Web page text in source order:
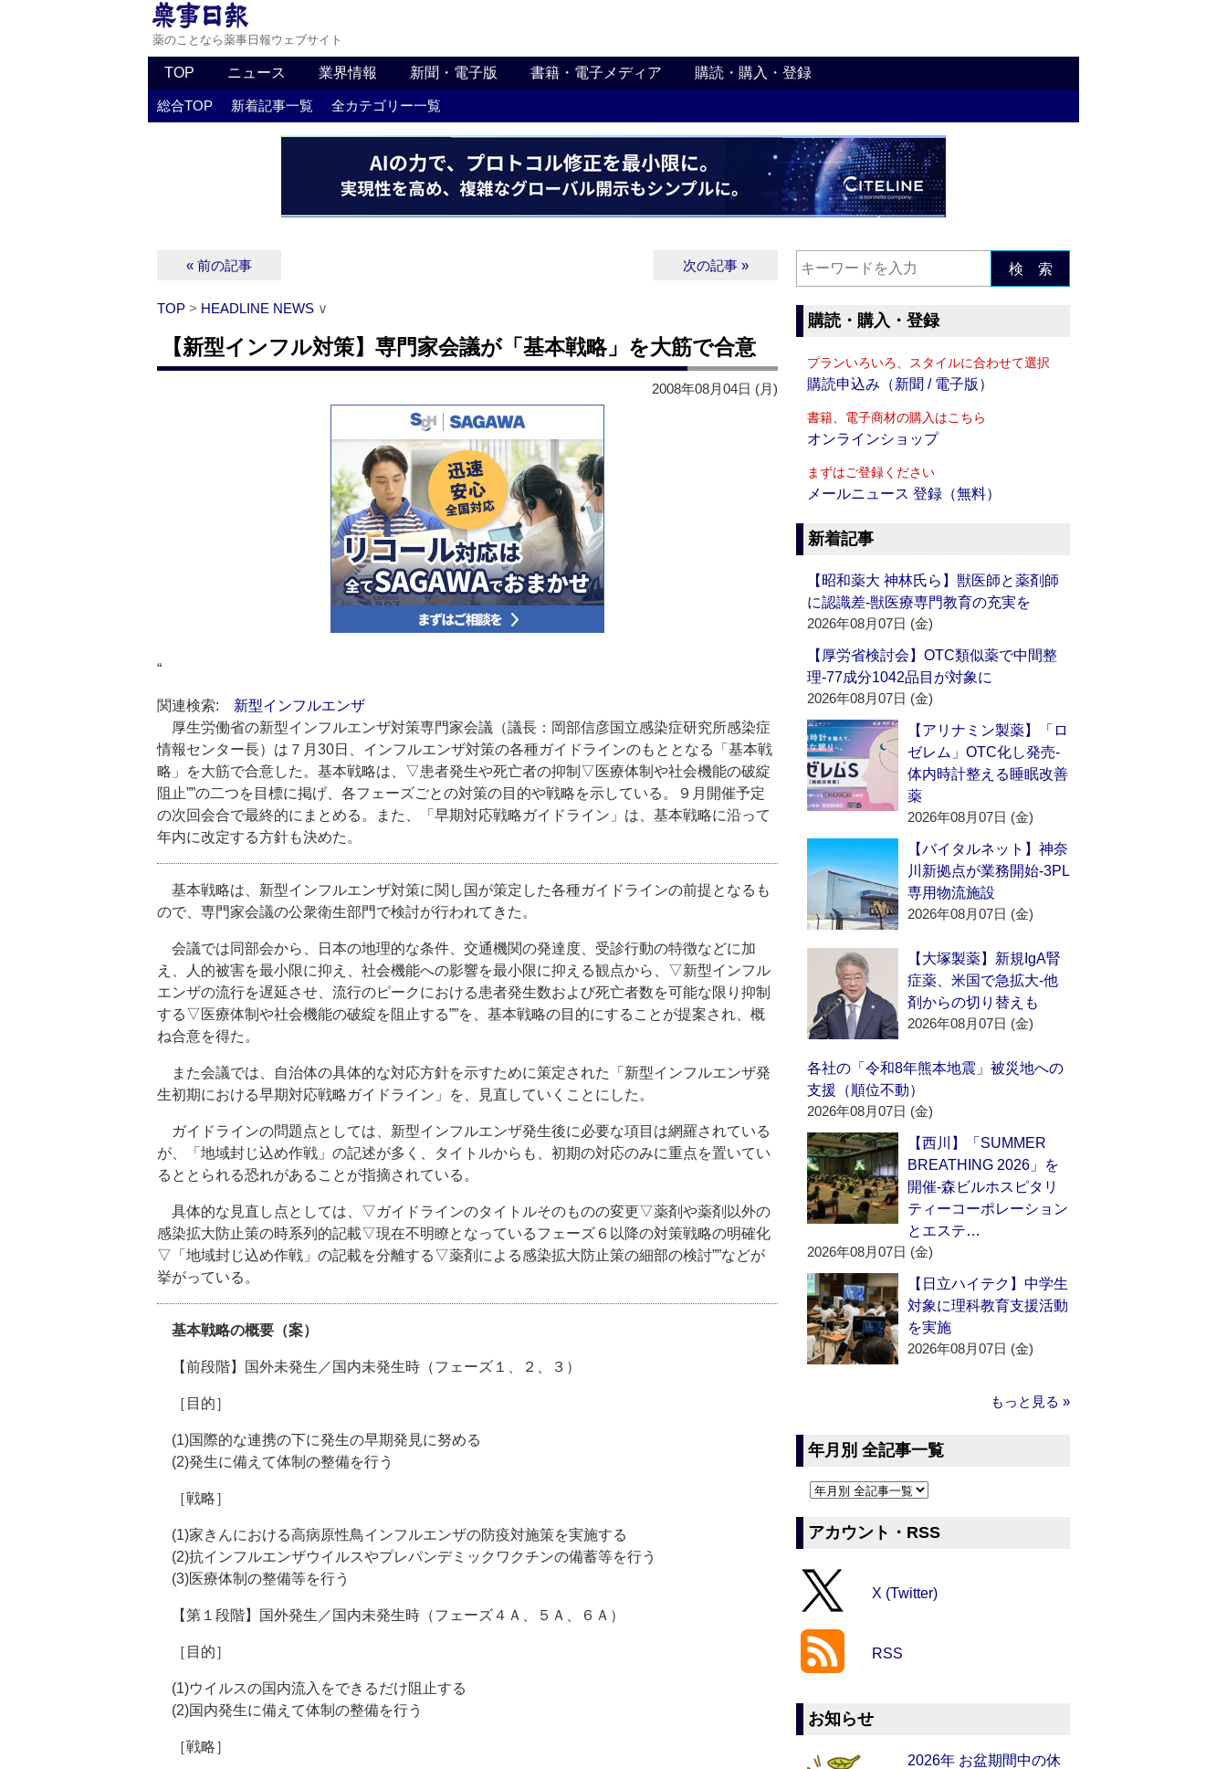
薬のことなら薬事日報ウェブサイト
TOP ニュース 業界情報 新聞・電子版 書籍・電子メディア 購読・購入・登録
総合TOP 新着記事一覧 全カテゴリー一覧
« 前の記事 次の記事 »
TOP > HEADLINE NEWS ∨
【新型インフル対策】専門家会議が「基本戦略」を大筋で合意
2008年08月04日 (月)
“
関連検索: 新型インフルエンザ
厚生労働省の新型インフルエンザ対策専門家会議（議長：岡部信彦国立感染症研究所感染症
情報センター長）は７月30日、インフルエンザ対策の各種ガイドラインのもととなる「基本戦
略」を大筋で合意した。基本戦略は、▽患者発生や死亡者の抑制▽医療体制や社会機能の破綻
阻止””の二つを目標に掲げ、各フェーズごとの対策の目的や戦略を示している。９月開催予定
の次回会合で最終的にまとめる。また、「早期対応戦略ガイドライン」は、基本戦略に沿って
年内に改定する方針も決めた。
基本戦略は、新型インフルエンザ対策に関し国が策定した各種ガイドラインの前提となるも
ので、専門家会議の公衆衛生部門で検討が行われてきた。
会議では同部会から、日本の地理的な条件、交通機関の発達度、受診行動の特徴などに加
え、人的被害を最小限に抑え、社会機能への影響を最小限に抑える観点から、▽新型インフル
エンザの流行を遅延させ、流行のピークにおける患者発生数および死亡者数を可能な限り抑制
する▽医療体制や社会機能の破綻を阻止する””を、基本戦略の目的にすることが提案され、概
ね合意を得た。
また会議では、自治体の具体的な対応方針を示すために策定された「新型インフルエンザ発
生初期における早期対応戦略ガイドライン」を、見直していくことにした。
ガイドラインの問題点としては、新型インフルエンザ発生後に必要な項目は網羅されている
が、「地域封じ込め作戦」の記述が多く、タイトルからも、初期の対応のみに重点を置いてい
るととられる恐れがあることが指摘されている。
具体的な見直し点としては、▽ガイドラインのタイトルそのものの変更▽薬剤や薬剤以外の
感染拡大防止策の時系列的記載▽現在不明瞭となっているフェーズ６以降の対策戦略の明確化
▽「地域封じ込め作戦」の記載を分離する▽薬剤による感染拡大防止策の細部の検討””などが
挙がっている。
基本戦略の概要（案）
【前段階】国外未発生／国内未発生時（フェーズ１、２、３）
［目的］
(1)国際的な連携の下に発生の早期発見に努める
(2)発生に備えて体制の整備を行う
［戦略］
(1)家きんにおける高病原性鳥インフルエンザの防疫対施策を実施する
(2)抗インフルエンザウイルスやプレパンデミックワクチンの備蓄等を行う
(3)医療体制の整備等を行う
【第１段階】国外発生／国内未発生時（フェーズ４Ａ、５Ａ、６Ａ）
［目的］
(1)ウイルスの国内流入をできるだけ阻止する
(2)国内発生に備えて体制の整備を行う
［戦略］
検 索
購読・購入・登録
プランいろいろ、スタイルに合わせて選択
購読申込み（新聞 / 電子版）
書籍、電子商材の購入はこちら
オンラインショップ
まずはご登録ください
メールニュース 登録（無料）
新着記事
【昭和薬大 神林氏ら】獣医師と薬剤師
に認識差‐獣医療専門教育の充実を
2026年08月07日 (金)
【厚労省検討会】OTC類似薬で中間整
理‐77成分1042品目が対象に
2026年08月07日 (金)
【アリナミン製薬】「ロ
ゼレム」OTC化し発売‐
体内時計整える睡眠改善
薬
2026年08月07日 (金)
【バイタルネット】神奈
川新拠点が業務開始‐3PL
専用物流施設
2026年08月07日 (金)
【大塚製薬】新規IgA腎
症薬、米国で急拡大‐他
剤からの切り替えも
2026年08月07日 (金)
各社の「令和8年熊本地震」被災地への
支援（順位不動）
2026年08月07日 (金)
【西川】「SUMMER
BREATHING 2026」を
開催‐森ビルホスピタリ
ティーコーポレーション
とエステ…
2026年08月07日 (金)
【日立ハイテク】中学生
対象に理科教育支援活動
を実施
2026年08月07日 (金)
もっと見る »
年月別 全記事一覧
アカウント・RSS
X (Twitter)
RSS
お知らせ
2026年 お盆期間中の休